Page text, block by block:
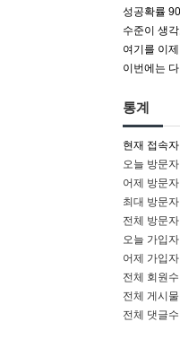
성공확률
수준이 생
여기를 이
이번에는
통계
현재 접속자
오늘 방문자
어제 방문자
최대 방문자
전체 방문자
오늘 가입자
어제 가입자
전체 회원수
전체 게시물
전체 댓글수